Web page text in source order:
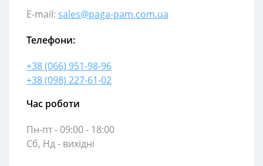
E-mail: sales@paga-pam.com.ua
Телефони:
+38 (066) 951-98-96
+38 (098) 227-61-02
Час роботи
Пн-пт - 09:00 - 18:00
Сб, Нд - вихідні